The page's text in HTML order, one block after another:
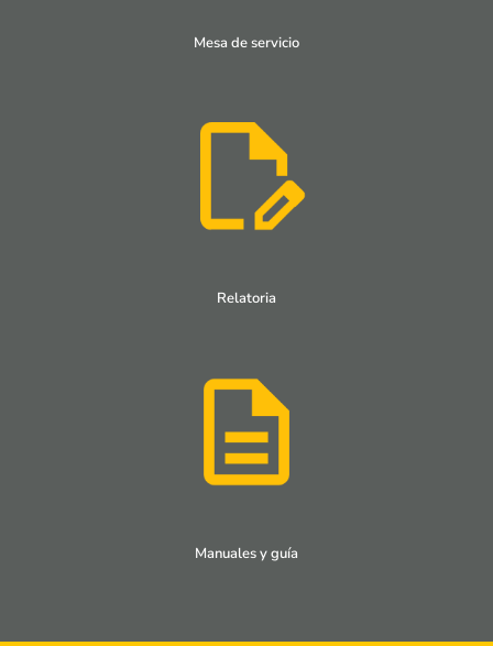
Mesa de servicio
Relatoria
Manuales y guía